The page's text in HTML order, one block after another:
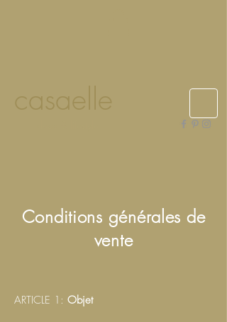
casaelle
Conditions générales de
vente
ARTICLE 1: Objet